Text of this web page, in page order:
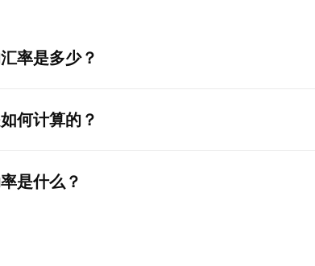
率是多少？
何计算的？
是什么？